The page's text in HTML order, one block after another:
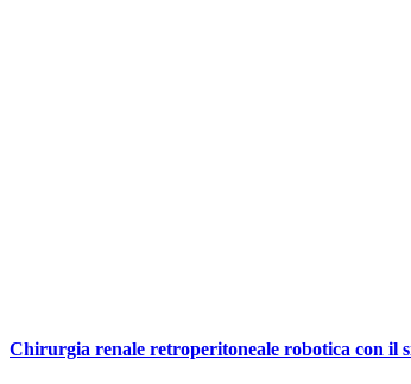
Chirurgia renale retroperitoneale robotica con il